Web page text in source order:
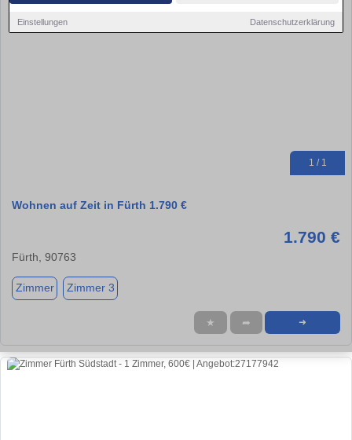
Einstellungen Datenschutzerklärung
1 / 1
Wohnen auf Zeit in Fürth 1.790 €
1.790 €
Fürth, 90763
Zimmer Zimmer 3
★ ➦ ➜